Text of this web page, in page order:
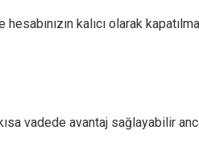
kalıcı olarak
vadede avantaj sağlayabilir